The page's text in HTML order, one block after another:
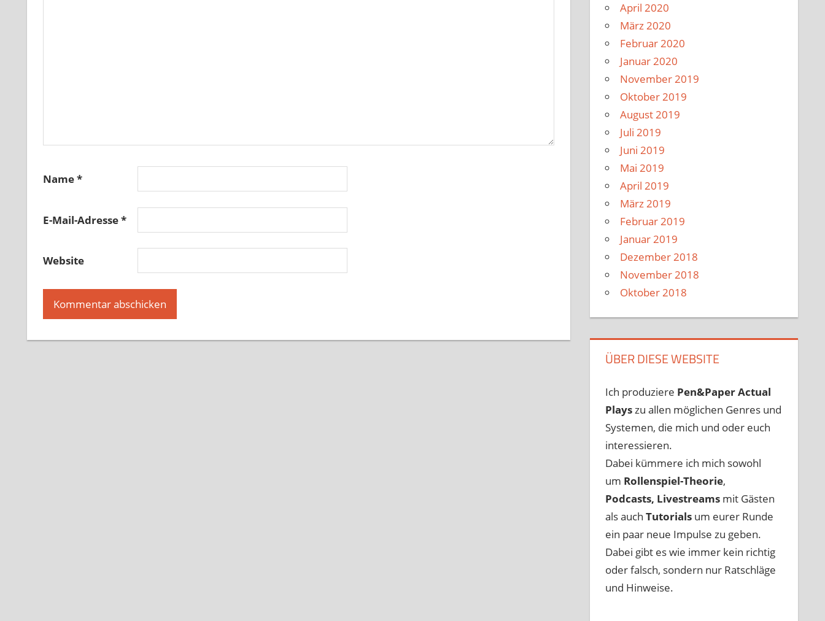
Name*
E-Mail-Adresse*
Website
April 2020
März 2020
Februar 2020
Januar 2020
November 2019
Oktober 2019
August 2019
Juli 2019
Juni 2019
Mai 2019
April 2019
März 2019
Februar 2019
Januar 2019
Dezember 2018
November 2018
Oktober 2018
ÜBER DIESE WEBSITE
Ich produziere Pen&PaperActual
Playszu allen möglichen Genres und
Systemen, die mich und oder euch
interessieren.
Dabei kümmere ich mich sowohl
um Rollenspiel-Theorie,
Podcasts, Livestreams mit Gästen
als auchTutorials um eurer Runde
ein paar neue Impulse zu geben.
Dabei gibt es wie immer kein richtig
oder falsch, sondern nur Ratschläge
und Hinweise.